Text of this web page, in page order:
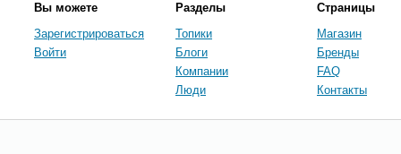
Вы можете
Зарегистрироваться
Войти
Разделы
Топики
Блоги
Компании
Люди
Страницы
Магазин
Бренды
FAQ
Контакты